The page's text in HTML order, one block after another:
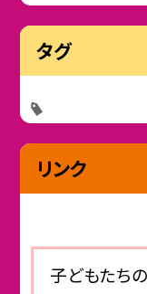
タグ
リンク
子どもたち